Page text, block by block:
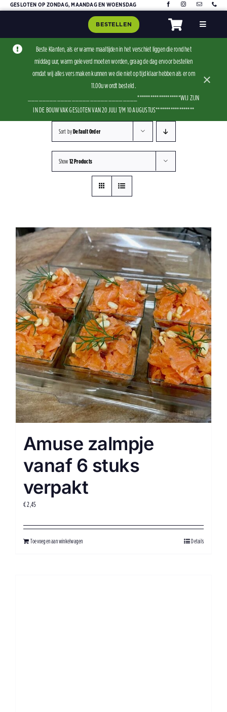
GESLOTEN OP ZONDAG, MAANDAG EN WOENSDAG
Toggle
Contact
BESTELLEN
Beste Klanten, als er warme maaltijden in het verschiet liggen die rond het
middag uur, warm geleverd moeten worden, graag de dag ervoor bestellen
omdat wij alles vers maken kunnen we die niet op tijd klaar hebben als er om
11.00u wordt besteld .
______________________________********************WIJ ZIJN
IN DE BOUWVAK GESLOTEN VAN 20 JULI T/M 10 AUGUSTUS******************
×
Sort byDefault Order
Show12 Products
Amuse zalmpje
vanaf 6 stuks
verpakt
€2,45
Toevoegen aan winkelwagen Details